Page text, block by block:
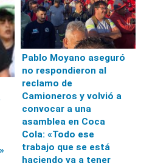
Pablo Moyano aseguró
no respondieron al
reclamo de
Camioneros y volvió a
convocar a una
asamblea en Coca
Cola: «Todo ese
trabajo que se está
haciendo va a tener